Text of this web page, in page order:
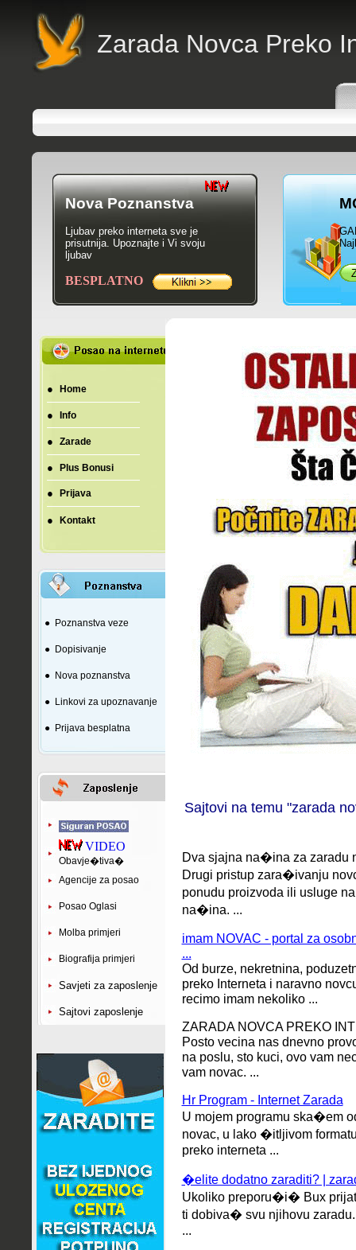
Zarada Novca Preko
Nova Poznanstva
Ljubav preko interneta sve je
prisutnija. Upoznajte i Vi svoju
ljubav
BESPLATNO
● Home
● Info
● Zarade
● Plus Bonusi
● Prijava
● Kontakt
● Poznanstva veze
● Dopisivanje
● Nova poznanstva
● Linkovi za upoznavanje
● Prijava besplatna
VIDEO
Obavje�tiva�
Agencije za posao
Posao Oglasi
Molba primjeri
Biografija primjeri
Savjeti za zaposlenje
Sajtovi zaposlenje
Sajtovi na temu "zarada
Dva sjajna na�ina za zaradu
Drugi pristup zara�ivanju
ponudu proizvoda ili usluge
na�ina. ...
imam NOVAC - portal za
...
Od burze, nekretnina,
preko Interneta i naravno
recimo imam nekoliko ...
ZARADA NOVCA PREKO
Posto vecina nas dnevno
na poslu, sto kuci, ovo vam
vam novac. ...
Hr Program - Internet Zarada
U mojem programu ska�em
novac, u lako �itljivom
preko interneta ...
�elite dodatno zaraditi? |
Ukoliko preporu�i� Bux
ti dobiva� svu njihovu
...